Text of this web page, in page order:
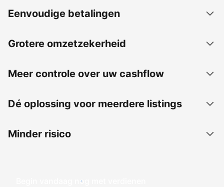
Eenvoudige betalingen
Grotere omzetzekerheid
Meer controle over uw cashflow
Dé oplossing voor meerdere listings
Minder risico
Begin vandaag nog met verdienen